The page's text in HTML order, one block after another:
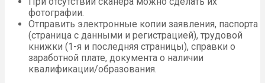
фотографии.
Отправить электронные копии заявления, паспорта
(страница с данными и регистрацией), трудовой
книжки (1-я и последняя страницы), справки о
заработной плате, документа о наличии
квалификации/образования.